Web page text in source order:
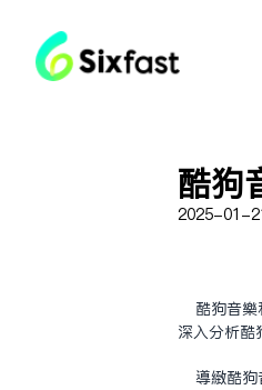
酷狗
2025-01-
酷狗音
深入分析酷
导致酷狗